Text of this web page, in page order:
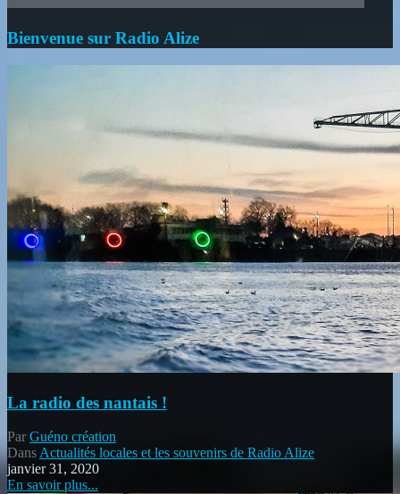
Bienvenue sur Radio Alize
La radio des nantais !
Par Guéno création
Dans Actualités locales et les souvenirs de Radio Alize
janvier 31, 2020
En savoir plus...